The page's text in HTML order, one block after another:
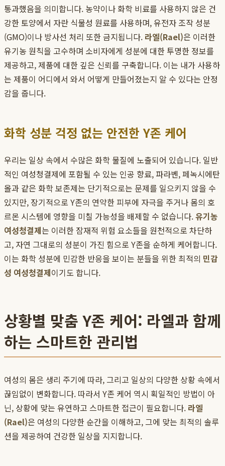
통과했음을 의미합니다. 농약이나 화학 비료를 사용하지 않은 건
강한 토양에서 자란 식물성 원료를 사용하며, 유전자 조작 성분
(GMO)이나 방사선 처리 또한 금지됩니다. 라엘(Rael)은 이러한
유기농 원칙을 고수하며 소비자에게 성분에 대한 투명한 정보를
제공하고, 제품에 대한 깊은 신뢰를 구축합니다. 이는 내가 사용하
는 제품이 어디에서 와서 어떻게 만들어졌는지 알 수 있다는 안정
감을 줍니다.
화학 성분 걱정 없는 안전한 Y존 케어
우리는 일상 속에서 수많은 화학 물질에 노출되어 있습니다. 일반
적인 여성청결제에 포함될 수 있는 인공 향료, 파라벤, 페녹시에탄
올과 같은 화학 보존제는 단기적으로는 문제를 일으키지 않을 수
있지만, 장기적으로 Y존의 연약한 피부에 자극을 주거나 몸의 호
르몬 시스템에 영향을 미칠 가능성을 배제할 수 없습니다.유기농
여성청결제는 이러한 잠재적 위험 요소들을 원천적으로 차단하
고, 자연 그대로의 성분이 가진 힘으로 Y존을 순하게 케어합니다.
이는 화학 성분에 민감한 반응을 보이는 분들을 위한 최적의 민감
성 여성청결제이기도 합니다.
상황별 맞춤 Y존 케어: 라엘과 함께
하는 스마트한 관리법
여성의 몸은 생리 주기에 따라, 그리고 일상의 다양한 상황 속에서
끊임없이 변화합니다. 따라서 Y존 케어 역시 획일적인 방법이 아
닌, 상황에 맞는 유연하고 스마트한 접근이 필요합니다. 라엘
(Rael)은 여성의 다양한 순간을 이해하고, 그에 맞는 최적의 솔루
션을 제공하여 건강한 일상을 지지합니다.